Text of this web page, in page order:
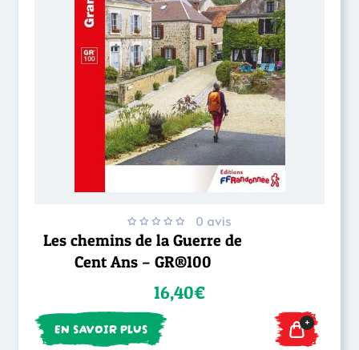
0 avis
Les chemins de la Guerre de
Cent Ans – GR®100
16,40€
EN SAVOIR PLUS +